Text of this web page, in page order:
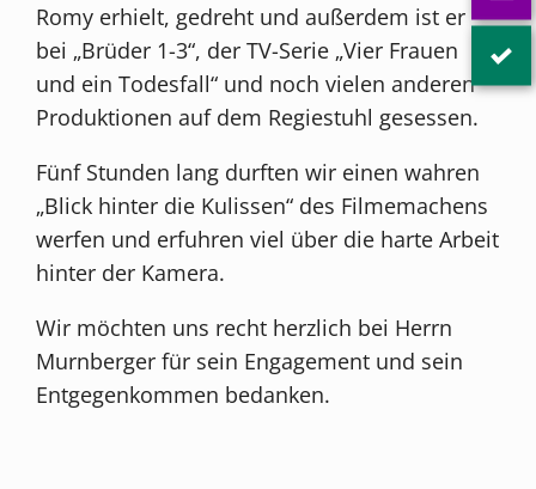
Romy erhielt, gedreht und außerdem ist er
bei „Brüder 1-3“, der TV-Serie „Vier Frauen
und ein Todesfall“ und noch vielen anderen
Produktionen auf dem Regiestuhl gesessen.
Fünf Stunden lang durften wir einen wahren
„Blick hinter die Kulissen“ des Filmemachens
werfen und erfuhren viel über die harte Arbeit
hinter der Kamera.
Wir möchten uns recht herzlich bei Herrn
Murnberger für sein Engagement und sein
Entgegenkommen bedanken.